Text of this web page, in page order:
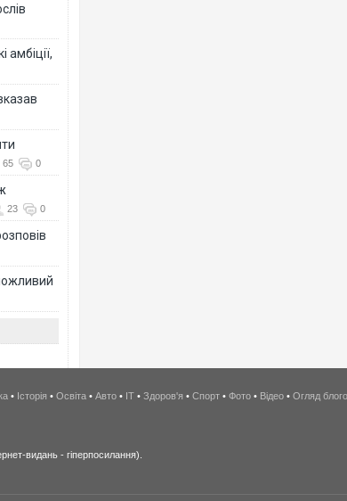
амбіції,
65 0
23 0
• Історія • Освіта • Авто • IT • Здоров'я • Спорт • Фото • Відео • Огляд
видань - гіперпосилання).